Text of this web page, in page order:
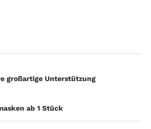
großartige Unterstützung
ab 1 Stück